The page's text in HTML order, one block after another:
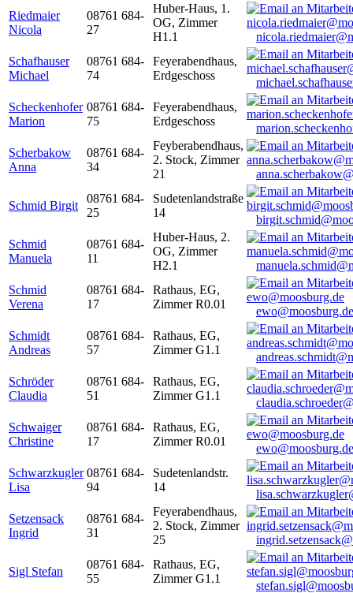
Riedmaier
Nicola
08761 684-
27
Huber-Haus, 1.
OG, Zimmer
H1.1
Schafhauser
Michael
08761 684-
74
Feyerabendhaus,
Erdgeschoss
Scheckenhofer
Marion
08761 684-
75
Feyerabendhaus,
Erdgeschoss
Scherbakow
Anna
08761 684-
34
Feyberabendhaus,
2. Stock, Zimmer
21
Schmid Birgit
08761 684-
25
Sudetenlandstraße
14
Schmid
Manuela
08761 684-
11
Huber-Haus, 2.
OG, Zimmer
H2.1
Schmid
Verena
08761 684-
17
Rathaus, EG,
Zimmer R0.01
ewo@moosburg.de
Schmidt
Andreas
08761 684-
57
Rathaus, EG,
Zimmer G1.1
Schröder
Claudia
08761 684-
51
Rathaus, EG,
Zimmer G1.1
Schwaiger
Christine
08761 684-
17
Rathaus, EG,
Zimmer R0.01
ewo@moosburg.de
Schwarzkugler
Lisa
08761 684-
94
Sudetenlandstr.
14
Setzensack
Ingrid
08761 684-
31
Feyerabendhaus,
2. Stock, Zimmer
25
Sigl Stefan
08761 684-
55
Rathaus, EG,
Zimmer G1.1